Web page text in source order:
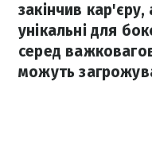
закінчив кар'єру,
унікальні для
серед
можуть